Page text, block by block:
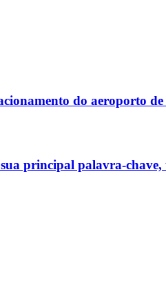
do aeroporto
principal palavra-chave,